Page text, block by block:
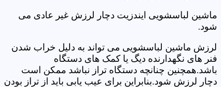
ماشین لباسشویی ایندزیت دچار لرزش غیر عادی می
شود.
لرزش ماشین لباسشویی می تواند به دلیل خراب شدن
فنر های نگهدارنده دیگ یا کمک های دستگاه
باشد.همچنین چنانچه دستگاه تراز نباشد ممکن است
دچار لرزش شود.بنابراین برای عیب یابی باید از تراز بودن